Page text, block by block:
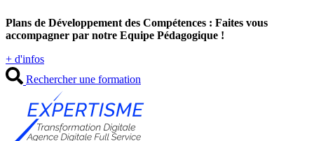
au
contenu
Plans de Développement des Compétences : Faites vous
accompagner par notre Equipe Pédagogique !
+ d'infos
Rechercher une formation